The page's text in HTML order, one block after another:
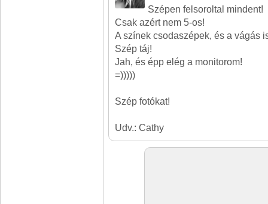
Szépen felsoroltal mindent!
Csak azért nem 5-os!
A színek csodaszépek, és a vágás
Szép táj!
Jah, és épp elég a monitorom!
=)))))
Szép fotókat!
Udv.: Cathy